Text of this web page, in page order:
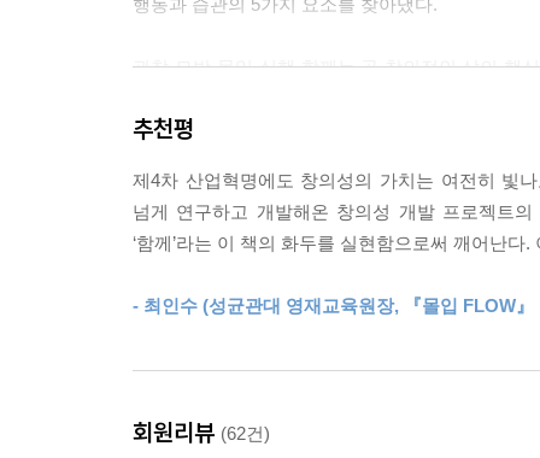
현됩니다. 보통 창의적인 인물을 생각하면 고독
행동과 습관의 5가지 요소를 찾아냈다.
관찰·모방·몰입·실행·함께는 곧 창의적인 삶의
함께하는가. 다섯 가지 질문은 하나하나가 창의성
관찰, 모방, 몰입, 실행, 함께. 이 다섯 가지 단어
각 장의 테마로 설정해 창의성에 관한 이야기를
책의 시작부터 끝까지 생각하는 즐거움을 마음껏
추천평
제4차 산업혁명에도 창의성의 가치는 여전히 빛
넘게 연구하고 개발해온 창의성 개발 프로젝트의
‘함께’라는 이 책의 화두를 실현함으로써 깨어난
- 최인수 (성균관대 영재교육원장, 『몰입 FLOW』
회원리뷰 (62건)